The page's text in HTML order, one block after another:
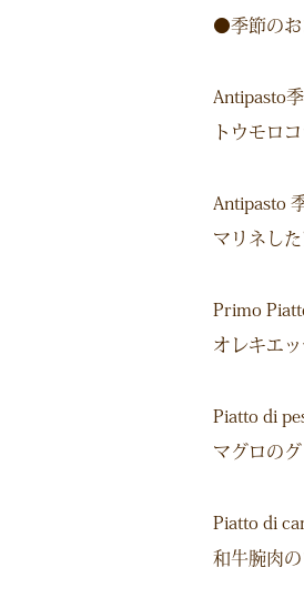
●季節のお
Antipasto
トウモロ
Antipasto
マリネし
Primo
オレキエ
Piatto di
マグロの
Piatto di
和牛腕肉